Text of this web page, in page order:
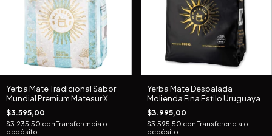
Yerba Mate Tradicional Sabor
Mundial Premium Matesur X
500gr
$3.595,00
$3.235,50 con Transferencia o
depósito
Yerba Mate Despalada
Molienda Fina Estilo Uruguaya
Matesur
$3.995,00
$3.595,50 conTransferencia o
depósito